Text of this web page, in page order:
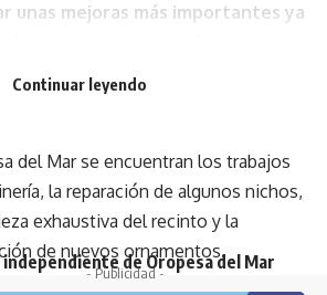
unas mejoras más importantes ya
está muy deteriorada”, ha
del Mar se encuentran los trabajos
la reparación de algunos nichos,
exhaustiva del recinto y la
de nuevos ornamentos.
- Publicidad -
Continuar leyendo
de Oropesa del Mar